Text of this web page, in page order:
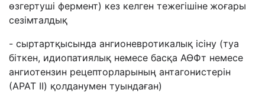
өзгертуші фермент) кез келген тежегішіне жоғары
сезімталдық
- сыртартқысында ангионевротикалық ісіну (туа
біткен, идиопатиялық немесе басқа АӨФт немесе
ангиотензин рецепторларының антагонистерін
(АРАТ II) қолданумен туындаған)